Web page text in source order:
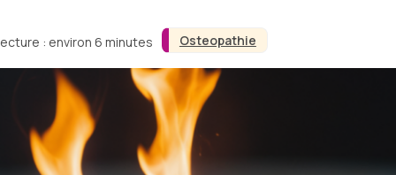
Osteopathie
: environ 6 minutes